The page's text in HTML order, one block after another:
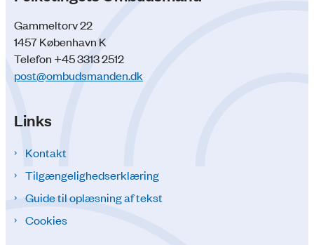
Gammeltorv 22
1457 København K
Telefon +45 3313 2512
post@ombudsmanden.dk
Links
Kontakt
Tilgængelighedserklæring
Guide til oplæsning af tekst
Cookies